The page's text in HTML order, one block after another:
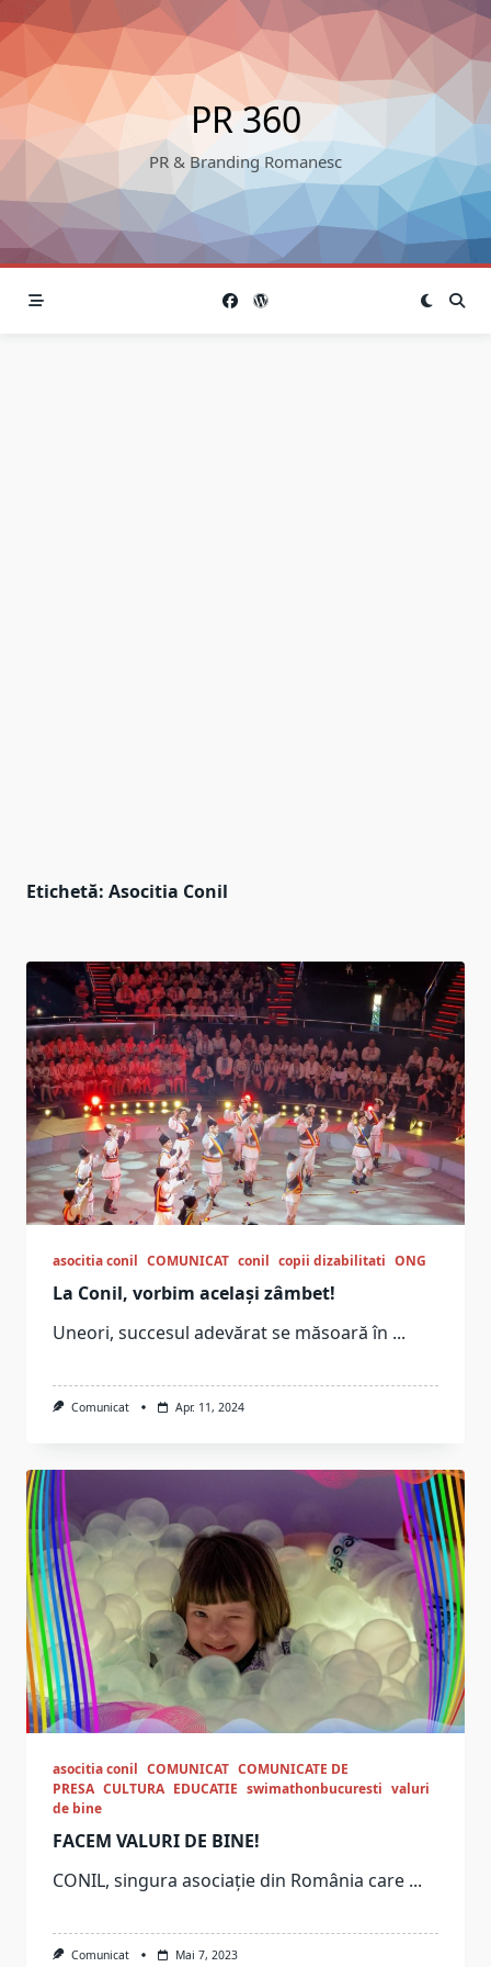
Skip
to
content
PR 360
PR & Branding Romanesc
Etichetă: Asocitia Conil
asocitia conil COMUNICAT conil copii dizabilitati ONG
La Conil, vorbim același zâmbet!
Uneori, succesul adevărat se măsoară în ...
Comunicat Apr. 11, 2024
asocitia conil COMUNICAT COMUNICATE DE
PRESA CULTURA EDUCATIE swimathonbucuresti valuri
de bine
FACEM VALURI DE BINE!
CONIL, singura asociație din România care ...
Comunicat Mai 7, 2023